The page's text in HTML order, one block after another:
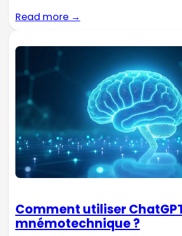
Read more →
Comment utiliser
mnémotechnique ?